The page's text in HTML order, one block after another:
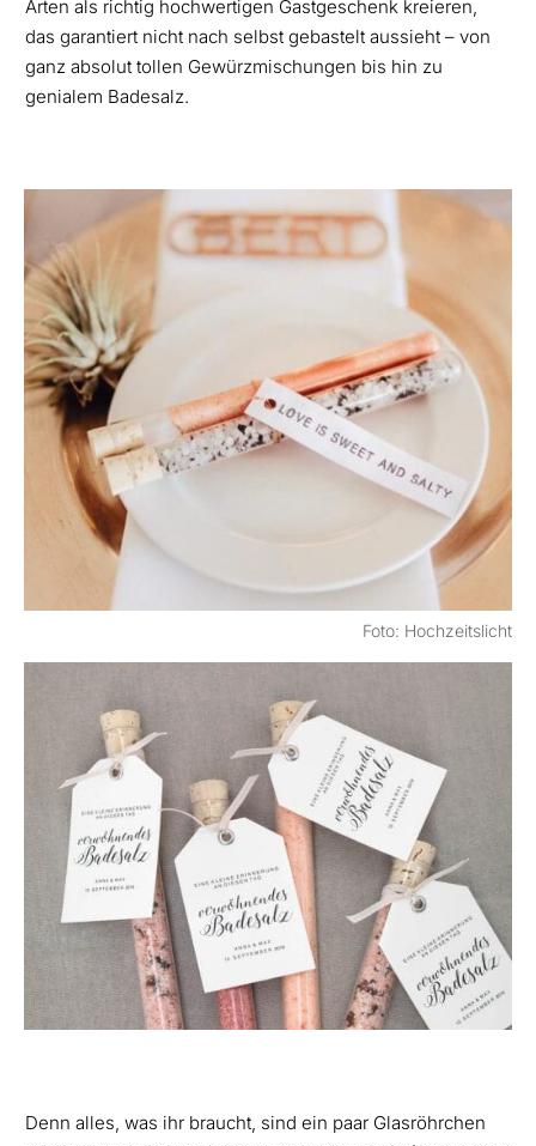
Arten als richtig hochwertigen Gastgeschenk kreieren,
das garantiert nicht nach selbst gebastelt aussieht – von
ganz absolut tollen Gewürzmischungen bis hin zu
genialem Badesalz.
Foto: Hochzeitslicht
Denn alles, was ihr braucht, sind ein paar Glasröhrchen